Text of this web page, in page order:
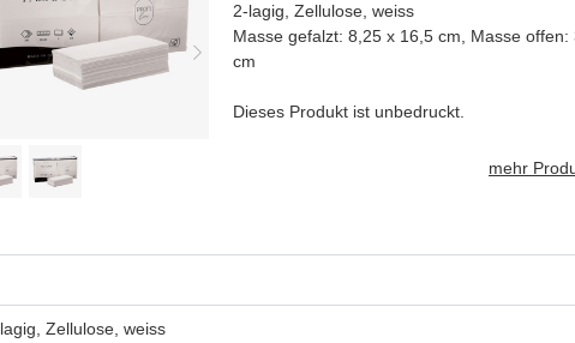
2-lagig, Zellulose, weiss
Masse gefalzt: 8,25 x 16,5 cm, Masse offen:
cm
Dieses Produkt ist unbedruckt.
mehr
Zellulose, weiss